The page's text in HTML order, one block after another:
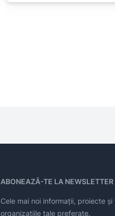
ABONEAZĂ-TE LA NEWSLETTER
Cele mai noi informații, proiecte
organizațiile tale preferate.